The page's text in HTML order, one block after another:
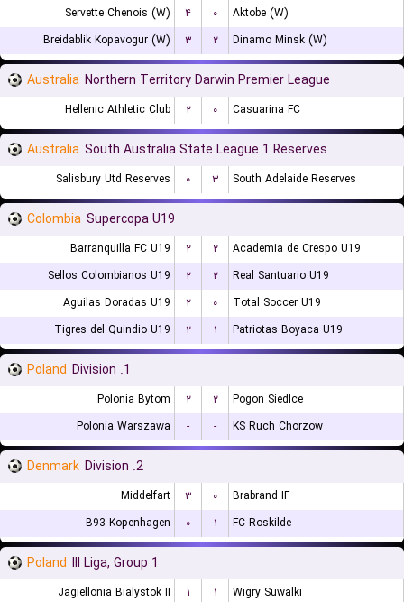
Servette Chenois (W) ۴ ۰
Aktobe (W)
Breidablik Kopavogur (W)
۳ ۲ Dinamo Minsk (W)
Australia Northern Territory Darwin Premier League
Hellenic Athletic Club ۲ ۰ Casuarina FC
Australia South Australia State League 1 Reserves
Salisbury Utd Reserves ۰ ۳ South Adelaide Reserves
Colombia Supercopa U19
Barranquilla FC U19 ۲ ۲
Academia de Crespo U19
Sellos Colombianos U19
۲ ۲
Real Santuario U19
Aguilas Doradas U19
۲ ۰
Total Soccer U19
Tigres del Quindio U19
۲ ۱ Patriotas Boyaca U19
Poland 1. Division
Polonia Bytom ۲ ۲
Pogon Siedlce
Polonia Warszawa
- - KS Ruch Chorzow
Denmark 2. Division
Middelfart ۳ ۰
Brabrand IF
B93 Kopenhagen
۰ ۱ FC Roskilde
Poland III Liga, Group 1
Jagiellonia Bialystok II ۱ ۱
Wigry Suwalki